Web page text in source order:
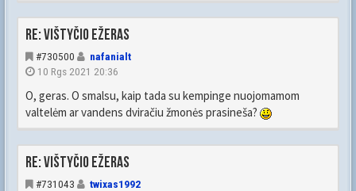
Re: Vištyčio ežeras
#730500
nafanialt
10 Rgs 2021 20:36
O, geras. O smalsu, kaip tada su kempinge nuojomamom
valtelėm ar vandens dviračiu žmonės prasineša?
Re: Vištyčio ežeras
#731043
twixas1992